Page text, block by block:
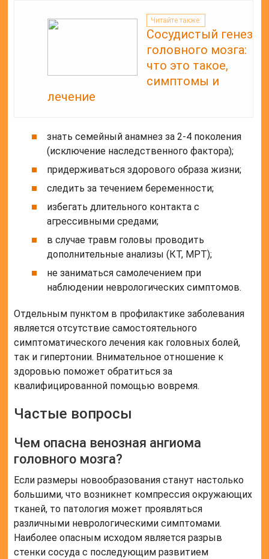
Читайте также:
Сосудистый генез
головного мозга:
что это такое,
симптомы и
лечение
знать семейный анамнез за 2-4 поколения
(исключение наследственного фактора);
придерживаться здорового образа жизни;
следить за течением беременности;
избегать длительного контакта с
агрессивными средами;
в случае травм головы проводить
дополнительные анализы (КТ, МРТ);
не заниматься самолечением при
наблюдении неврологических симптомов.
Отдельным пунктом в профилактике заболевания
является отсутствие самостоятельного
симптоматического лечения как головных болей,
так и гипертонии. Внимательное отношение к
здоровью поможет обратиться за
квалифицированной помощью вовремя.
Частые вопросы
Чем опасна венозная ангиома
головного мозга?
Если размеры новообразования станут настолько
большими, что возникнет компрессия окружающих
тканей, то патология может проявляться
различными неврологическими симптомами.
Наиболее опасным исходом является разрыв
стенки сосуда с последующим развитием